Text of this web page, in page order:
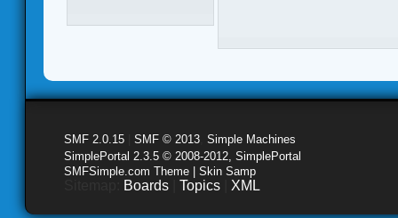
SMF 2.0.15 SMF © 2013 Simple Machines
SimplePortal 2.3.5 © 2008-2012, SimplePortal
SMFSimple.com Theme | Skin Samp
Boards Topics XML